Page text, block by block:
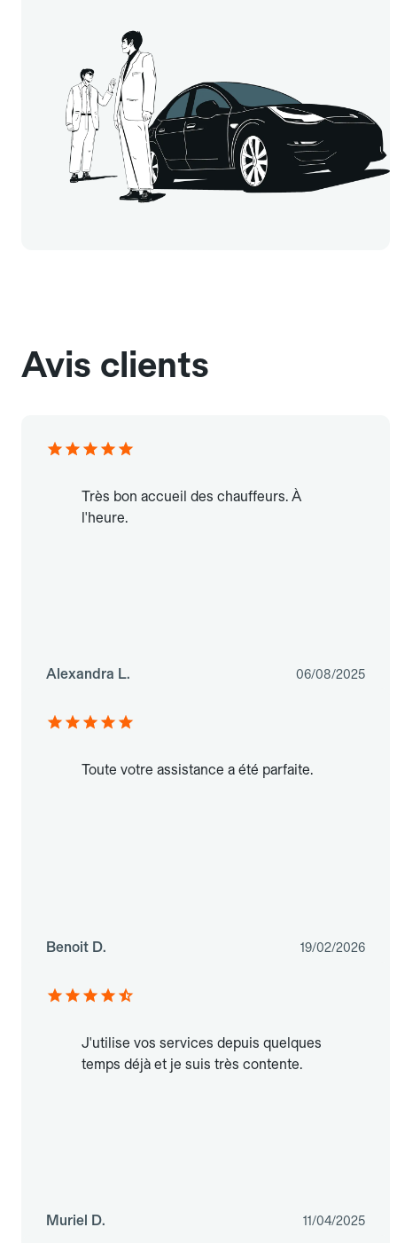
Avis clients
Très bon accueil des chauffeurs. À
l'heure.
Alexandra L. 06/08/2025
Toute votre assistance a été parfaite.
Benoit D. 19/02/2026
J'utilise vos services depuis quelques
temps déjà et je suis très contente.
Muriel D. 11/04/2025